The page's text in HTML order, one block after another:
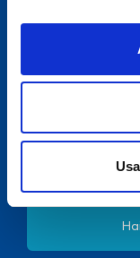
Per motivi di
l'Aeroporto
alle